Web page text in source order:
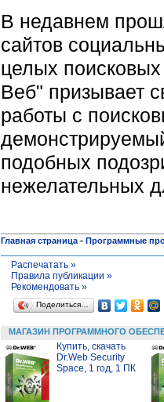
В недавнем
сайтов
целых
Веб" призывает
работы с
подобных
нежелательных
Главная страница - Программные
Распечатать »
Правила публикации »
Рекомендовать »
Поделиться…
МАГАЗИН ПРОГРАММНОГО
Купить, скачать
Dr.Web Security
Space, 1 год, 1 ПК